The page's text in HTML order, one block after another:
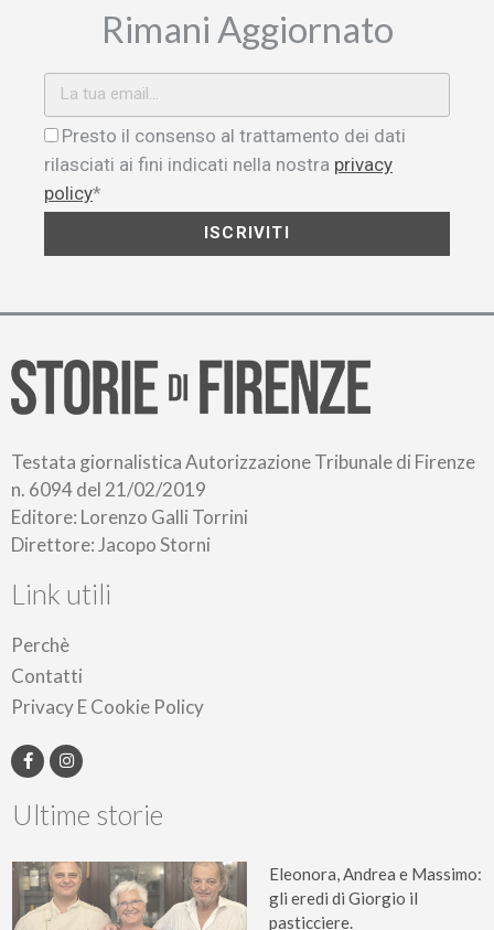
Rimani Aggiornato
Presto il consenso al trattamento dei dati
rilasciati ai fini indicati nella nostra privacy
policy*
ISCRIVITI
Testata giornalistica Autorizzazione Tribunale di Firenze
n. 6094 del 21/02/2019
Editore: Lorenzo Galli Torrini
Direttore: Jacopo Storni
Link utili
Perchè
Contatti
Privacy E Cookie Policy
Ultime storie
Eleonora, Andrea e Massimo:
gli eredi di Giorgio il
pasticciere.